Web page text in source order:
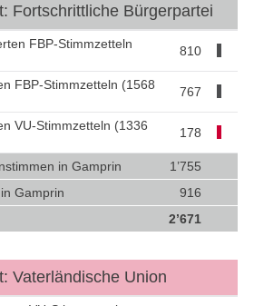
Fortschrittliche Bürgerpartei
FBP-Stimmzetteln
810
FBP-Stimmzetteln (1568
767
VU-Stimmzetteln (1336
178
in Gamprin
1’755
Gamprin
916
2’671
Vaterländische Union